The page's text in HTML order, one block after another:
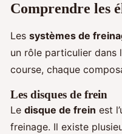
Comprendre les
Les systèmes de
un rôle particulier dans
course, chaque
Les disques de frein
Le disque de frein est
freinage. Il existe